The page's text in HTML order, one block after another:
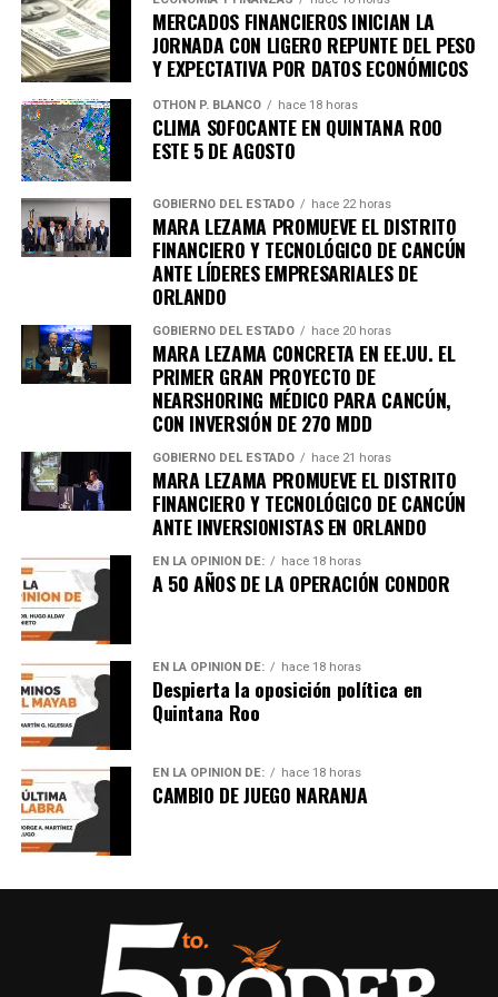
Fuente: 5to Poder Agencia de Noticias
Recibe las noticias al instante
Únete al canal oficial de WhatsApp de
importantes de Quintana Roo directamente
Unirme al canal de WhatsApp
MERCADOS FINANCIEROS INICIAN LA
JORNADA CON LIGERO REPUNTE DEL PESO
Y EXPECTATIVA POR DATOS ECONÓMICOS
OTHON P. BLANCO hace 18 horas
CLIMA SOFOCANTE EN QUINTANA ROO
ESTE 5 DE AGOSTO
GOBIERNO DEL ESTADO hace 22 horas
MARA LEZAMA PROMUEVE EL DISTRITO
FINANCIERO Y TECNOLÓGICO DE CANCÚN
ANTE LÍDERES EMPRESARIALES DE
ORLANDO
GOBIERNO DEL ESTADO hace 20 horas
MARA LEZAMA CONCRETA EN EE.UU. EL
PRIMER GRAN PROYECTO DE
NEARSHORING MÉDICO PARA CANCÚN,
CON INVERSIÓN DE 270 MDD
GOBIERNO DEL ESTADO hace 21 horas
MARA LEZAMA PROMUEVE EL DISTRITO
FINANCIERO Y TECNOLÓGICO DE CANCÚN
ANTE INVERSIONISTAS EN ORLANDO
EN LA OPINIÓN DE: hace 18 horas
A 50 AÑOS DE LA OPERACIÓN CONDOR
EN LA OPINIÓN DE: hace 18 horas
Despierta la oposición política en
Quintana Roo
EN LA OPINIÓN DE: hace 18 horas
CAMBIO DE JUEGO NARANJA